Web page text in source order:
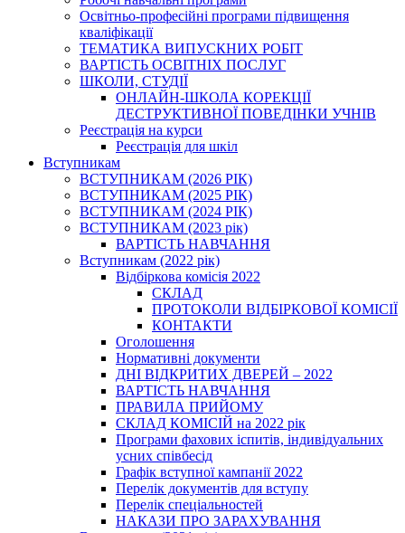
Освітньо-професійні програми підвищення
кваліфікації
ТЕМАТИКА ВИПУСКНИХ РОБІТ
ВАРТІСТЬ ОСВІТНІХ ПОСЛУГ
ШКОЛИ, СТУДІЇ
ОНЛАЙН-ШКОЛА КОРЕКЦІЇ
ДЕСТРУКТИВНОЇ ПОВЕДІНКИ УЧНІВ
Реєстрація на курси
Реєстрація для шкіл
Вступникам
ВСТУПНИКАМ (2026 РІК)
ВСТУПНИКАМ (2025 РІК)
ВСТУПНИКАМ (2024 РІК)
ВСТУПНИКАМ (2023 рік)
ВАРТІСТЬ НАВЧАННЯ
Вступникам (2022 рік)
Відбіркова комісія 2022
СКЛАД
ПРОТОКОЛИ ВІДБІРКОВОЇ КОМІСІЇ
КОНТАКТИ
Оголошення
Нормативні документи
ДНІ ВІДКРИТИХ ДВЕРЕЙ – 2022
ВАРТІСТЬ НАВЧАННЯ
ПРАВИЛА ПРИЙОМУ
СКЛАД КОМІСІЙ на 2022 рік
Програми фахових іспитів, індивідуальних
усних співбесід
Графік вступної кампанії 2022
Перелік документів для вступу
Перелік спеціальностей
НАКАЗИ ПРО ЗАРАХУВАННЯ